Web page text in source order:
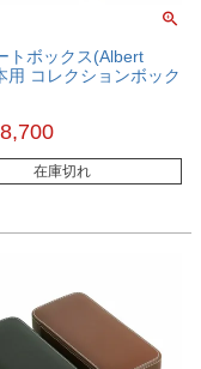
トボックス(Albert
用 コレクションボック
在庫切れ